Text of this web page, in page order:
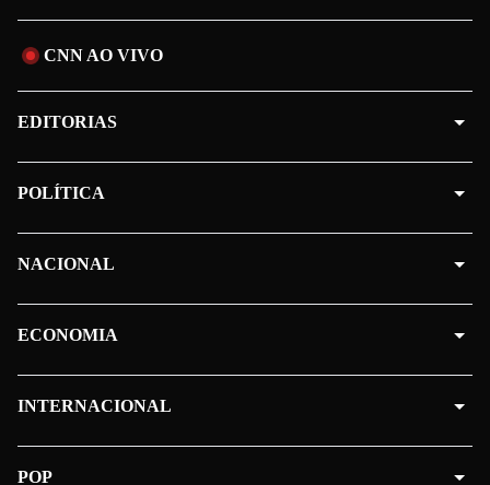
CNN AO VIVO
EDITORIAS
POLÍTICA
NACIONAL
ECONOMIA
INTERNACIONAL
POP